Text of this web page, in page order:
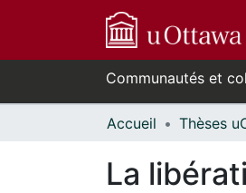
Communautés et
Accueil
La